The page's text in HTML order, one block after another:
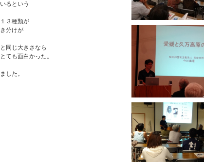
るという
３種類が
分けが
同じ大きさなら
ても面白かった。
した。